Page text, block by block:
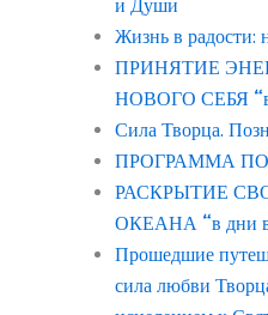
и Души
Жизнь в радости:
ПРИНЯТИЕ
НОВОГО СЕБЯ “в
Сила Творца.
ПРОГРАММА
РАСКРЫТИЕ
ОКЕАНА “в дни
Прошедшие
сила любви